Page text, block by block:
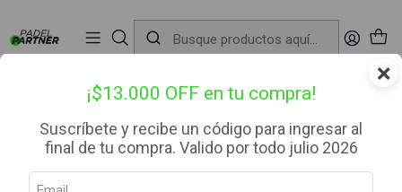
×
¡$13.000 OFF en tu compra!
Suscríbete y recibe un código para ingresar al
final de tu compra. Valido por todo julio 2026
📦 Envío Gratis desde $99.990 — Entrega en RM el mismo día🔥Compra
antes de las 12:00 hrs (día hábil) y recibe hoy mismo.